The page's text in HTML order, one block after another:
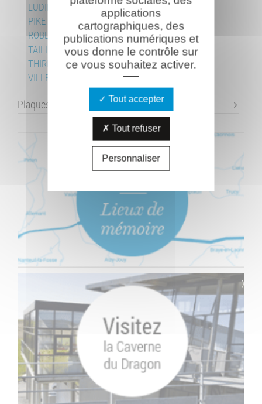
LUDIN Roger
PIKETTY Jean
ROBLIN Jean
TAILLEFERT Frédéric
THIRIEZ Maurice
VILLEPELET Joseph
Plaques commémoratives
applications
cartographiques, des
publications numériques et
vous donne le contrôle sur
ce vous souhaitez activer.
Tout accepter
Tout refuser
Personnaliser